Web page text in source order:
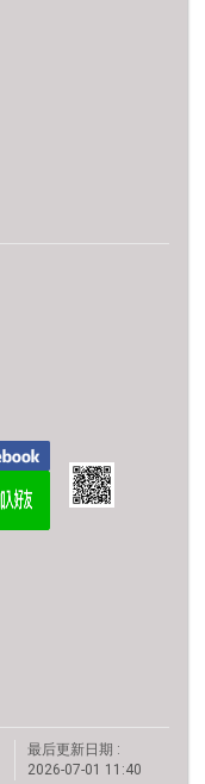
最后更新日期 :
2026-07-01 11:40